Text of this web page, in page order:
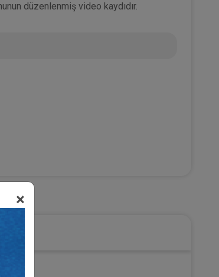
×
düzenlenmiş video kaydıdır.